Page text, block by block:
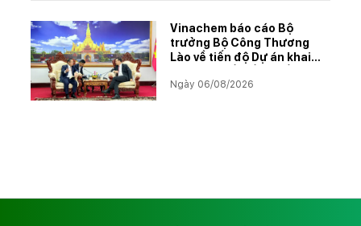
Vinachem báo cáo Bộ
trưởng Bộ Công Thương
Lào về tiến độ Dự án khai
Kali
Ngày 06/08/2026